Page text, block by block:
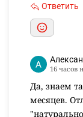
Ответить
16 часов
Да, знаем
месяцев.